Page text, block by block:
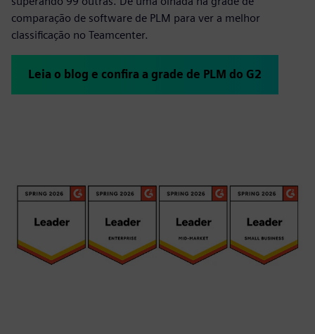
comparação de software de PLM para ver a melhor
classificação no Teamcenter.
Leia o blog e confira a grade de PLM do G2